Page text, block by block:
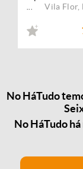
Vila Flor,
No HáTudo
No HáTudo